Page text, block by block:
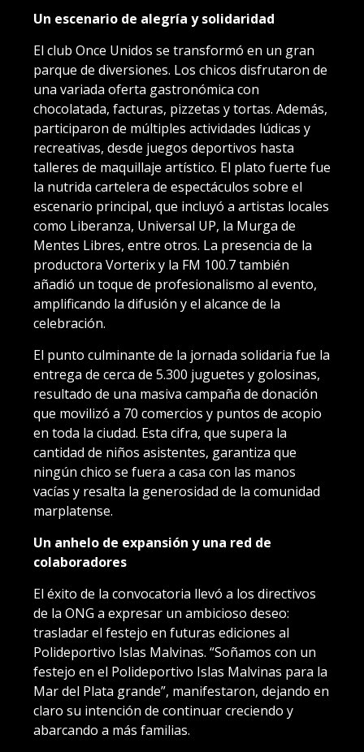
Un escenario de alegría y solidaridad
El club Once Unidos se transformó en un gran
parque de diversiones. Los chicos disfrutaron de
una variada oferta gastronómica con
chocolatada, facturas, pizzetas y tortas. Además,
participaron de múltiples actividades lúdicas y
recreativas, desde juegos deportivos hasta
talleres de maquillaje artístico. El plato fuerte fue
la nutrida cartelera de espectáculos sobre el
escenario principal, que incluyó a artistas locales
como Liberanza, Universal UP, la Murga de
Mentes Libres, entre otros. La presencia de la
productora Vorterix y la FM 100.7 también
añadió un toque de profesionalismo al evento,
amplificando la difusión y el alcance de la
celebración.
El punto culminante de la jornada solidaria fue la
entrega de cerca de 5.300 juguetes y golosinas,
resultado de una masiva campaña de donación
que movilizó a 70 comercios y puntos de acopio
en toda la ciudad. Esta cifra, que supera la
cantidad de niños asistentes, garantiza que
ningún chico se fuera a casa con las manos
vacías y resalta la generosidad de la comunidad
marplatense.
Un anhelo de expansión y una red de
colaboradores
El éxito de la convocatoria llevó a los directivos
de la ONG a expresar un ambicioso deseo:
trasladar el festejo en futuras ediciones al
Polideportivo Islas Malvinas. “Soñamos con un
festejo en el Polideportivo Islas Malvinas para la
Mar del Plata grande”, manifestaron, dejando en
claro su intención de continuar creciendo y
abarcando a más familias.